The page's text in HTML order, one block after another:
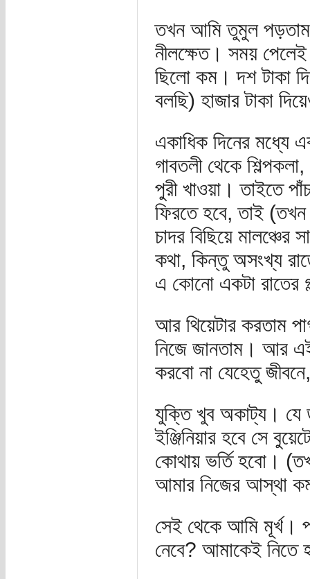
তখন আমি তুমুল
নীলক্ষেত। সময় পেলেই
ছিলো কম। দশ টাকা
বলছি) হাজার টাকা
একাধিক দিনের মধ্যে
গাবতলী থেকে
পুরী খাওয়া। তাইতে
ফিরতে হবে, তাই
চাদর বিছিয়ে মালঞ্চের
কথা, কিন্তু অসংখ্য
এ কোনো একটা রাতের
আর থিয়েটার করতাম
নিজে জানতাম। আর
করবো না যেহেতু
যুক্তি খুব অকাট্য। যে
ইঞ্জিনিয়ার হবে সে
কোথায় ভর্তি হবো।
আমার নিজের আস্থা কম
সেই থেকে আমি মূর্খ।
নেবে? আমাকেই নিতে